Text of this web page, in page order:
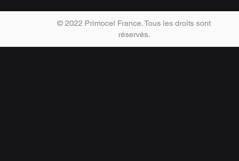
© 2022 Primocel France. Tous les droits sont
réservés.